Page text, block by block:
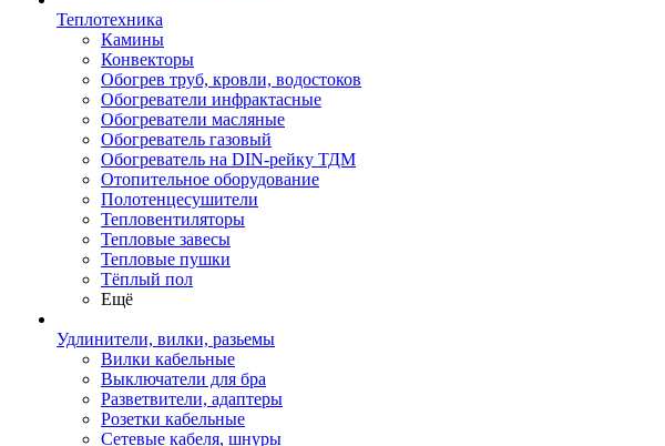
Теплотехника
Камины
Конвекторы
Обогрев труб, кровли, водостоков
Обогреватели инфрактасные
Обогреватели масляные
Обогреватель газовый
Обогреватель на DIN-рейку ТДМ
Отопительное оборудование
Полотенцесушители
Тепловентиляторы
Тепловые завесы
Тепловые пушки
Тёплый пол
Ещё
Удлинители, вилки, разьемы
Вилки кабельные
Выключатели для бра
Разветвители, адаптеры
Розетки кабельные
Сетевые кабеля, шнуры